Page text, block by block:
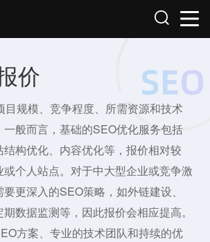
价
目规模、竞争程度、所需资源和技术
般而言，基础的SEO优化服务包括
构优化、内容优化等，报价相对较
个人站点。对于中大型企业或竞争激
更深入的SEO策略，如外链建设、
数据监测等，因此报价会相应提高。
方案、专业的技术团队和持续的优